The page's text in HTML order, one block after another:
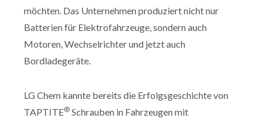
möchten. Das Unternehmen produziert nicht nur
Batterien für Elektrofahrzeuge, sondern auch
Motoren, Wechselrichter und jetzt auch
Bordladegeräte.
LG Chem kannte bereits die Erfolgsgeschichte von
TAPTITE® Schrauben in Fahrzeugen mit